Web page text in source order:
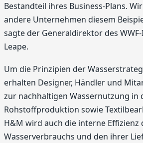
Bestandteil ihres Business-Plans.
andere Unternehmen diesem
sagte der Generaldirektor des
Leape.
Um die Prinzipien der
erhalten Designer, Händler und
zur nachhaltigen Wassernutzung in
Rohstoffproduktion sowie
H&M wird auch die interne Effizienz
Wasserverbrauchs und den ihrer